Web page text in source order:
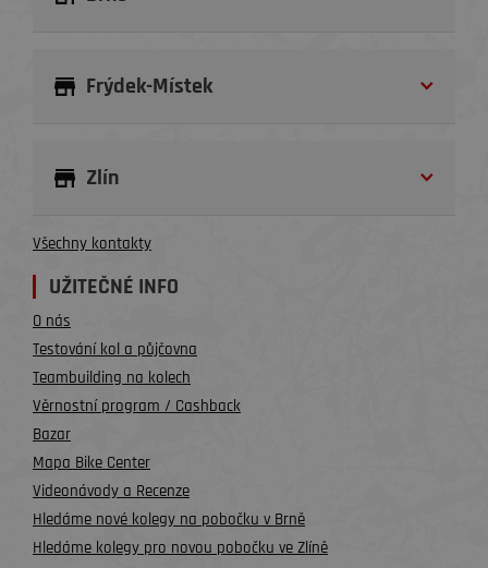
Frýdek-Místek
Zlín
Všechny kontakty
UŽITEČNÉ INFO
O nás
Testování kol a půjčovna
Teambuilding na kolech
Věrnostní program / Cashback
Bazar
Mapa Bike Center
Videonávody a Recenze
Hledáme nové kolegy na pobočku v Brně
Hledáme kolegy pro novou pobočku ve Zlíně